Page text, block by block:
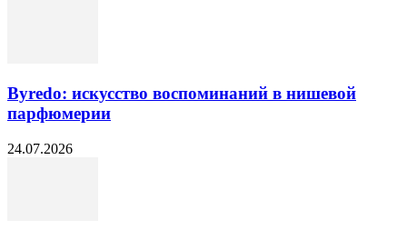
Byredo: искусство воспоминаний в нишевой
парфюмерии
24.07.2026